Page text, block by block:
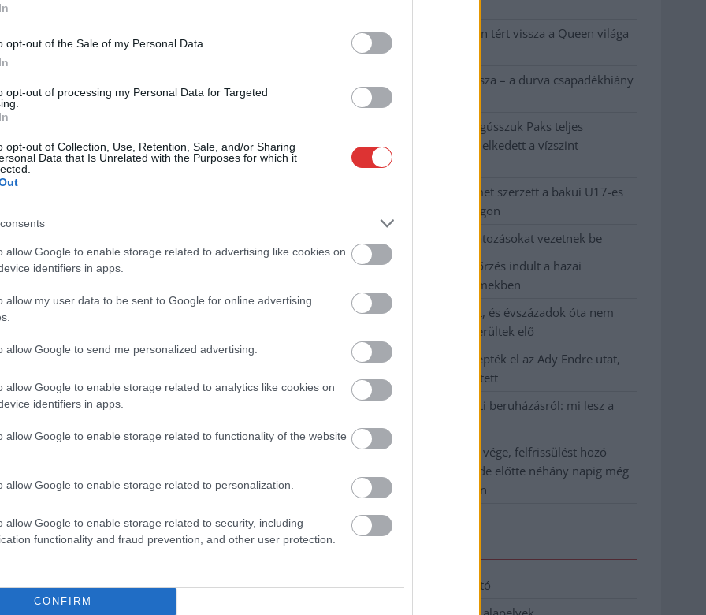
opt-out of the Sale of my Personal Data.
opt-out of processing my Personal Data for Targeted
opt-out of Collection, Use, Retention, Sale, and/or Sharing
Data that Is Unrelated with the Purposes for which it
allow Google to enable storage related to advertising like cookies on
identifiers in apps.
allow my user data to be sent to Google for online advertising
allow Google to send me personalized advertising.
allow Google to enable storage related to analytics like cookies on
identifiers in apps.
allow Google to enable storage related to functionality of the website
allow Google to enable storage related to personalization.
allow Google to enable storage related to security, including
functionality and fraud prevention, and other user protection.
CONFIRM
leállítását, némileg
a vízszint
attól, hogy az
is teljesen le kelljen
üzemekben
működési láncát Magyarországon. Az
Magyarország
Szimfonikus köntösben tért vissza a Queen világa
a fővárosba
Ilyen, amikor „fél” a Tisza – a durva csapadékhiány
nagyon meglátszik
Lehet, hogy mégis megússzuk Paks teljes
leállítását, némileg emelkedett a vízszint
(VIDEÓVAL)
Tugyi Zétény ezüstérmet szerzett a bakui U17-es
birkózó-világbajnokságon
Jászberényben is korlátozásokat vezetnek be
Átfogó országos ellenőrzés indult a hazai
akkumulátoripari üzemekben
A Tisza visszahúzódott, és évszázadok óta nem
látott maradványok kerültek elő
Mentők és rendőrök lepték el az Ady Endre utat,
egy kerékpáros is érintett
Parázs vita a Fiumei úti beruházásról: mi lesz a
Végre látszik az alagút vége, felfrissülést hozó
hidegfront közeledik, de előtte néhány napig még
pokoli rekordhőség jön
Elérhetőség
Adatkezelési tájékoztató